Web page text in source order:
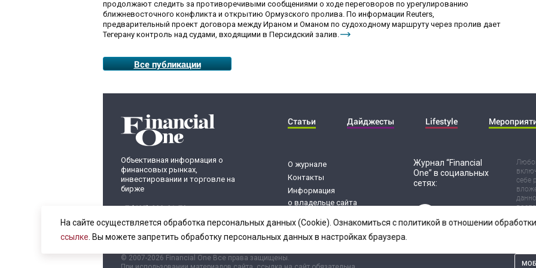
продолжают следить за противоречивыми сообщениями о ходе переговоров по урегулированию
ближневосточного конфликта и открытию Ормузского пролива. По информации Reuters,
предварительный проект договора между Ираном и Оманом по судоходному маршруту через пролив дает
Тегерану контроль над судами, входящими в Персидский залив.
Все публикации
Объективная информация о
финансовых рынках,
инвестировании и торговле на
бирже
+7 (495) 899-01-70
info@fomag.ru
Статьи Дайджесты Lifestyle
О журнале
Контакты
Информация
о владельце сайта
персональных данных
Журнал “Financial
One” в социальных
сетях:
себе
риск
© 2007-2026 Financial One Все права защищены.
На сайте осуществляется обработка персональных данных (Cookie). Ознакомиться с политикой в отношении
ссылке . Вы можете запретить обработку персональных данных в настройках браузера.